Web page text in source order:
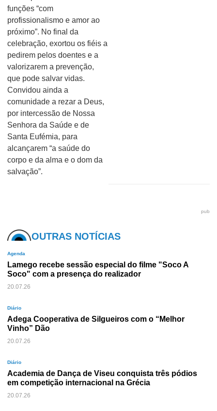
funções “com
profissionalismo e amor ao
próximo”. No final da
celebração, exortou os fiéis a
pedirem pelos doentes e a
valorizarem a prevenção,
que pode salvar vidas.
Convidou ainda a
comunidade a rezar a Deus,
por intercessão de Nossa
Senhora da Saúde e de
Santa Eufémia, para
alcançarem “a saúde do
corpo e da alma e o dom da
salvação”.
pub
OUTRAS NOTÍCIAS
Agenda
Lamego recebe sessão especial do filme "Soco A
Soco" com a presença do realizador
20.07.26
Diário
Adega Cooperativa de Silgueiros com o “Melhor
Vinho” Dão
20.07.26
Diário
Academia de Dança de Viseu conquista três pódios
em competição internacional na Grécia
20.07.26